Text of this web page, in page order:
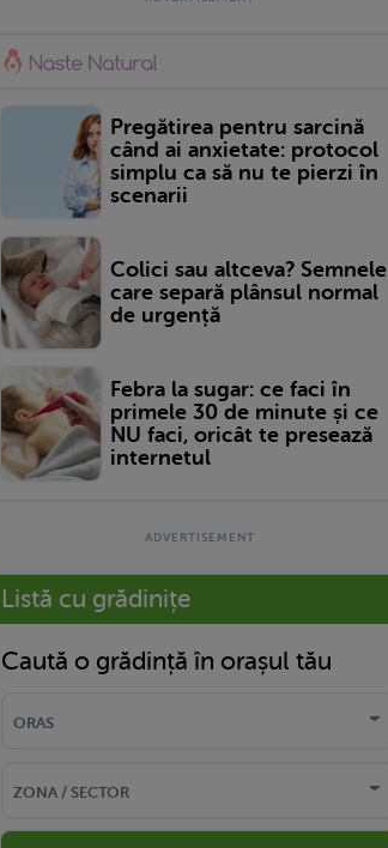
Pregătirea pentru sarcină
când ai anxietate: protocol
simplu ca să nu te pierzi în
scenarii
Colici sau altceva? Semnele
care separă plânsul normal
de urgență
Febra la sugar: ce faci în
primele 30 de minute și ce
NU faci, oricât te presează
internetul
Listă cu grădinițe
Caută o grădință în orașul tău